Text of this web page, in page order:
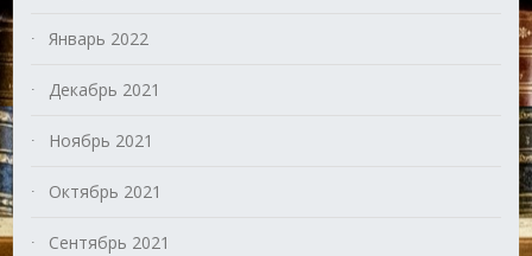
Январь 2022
Декабрь 2021
Ноябрь 2021
Октябрь 2021
Сентябрь 2021